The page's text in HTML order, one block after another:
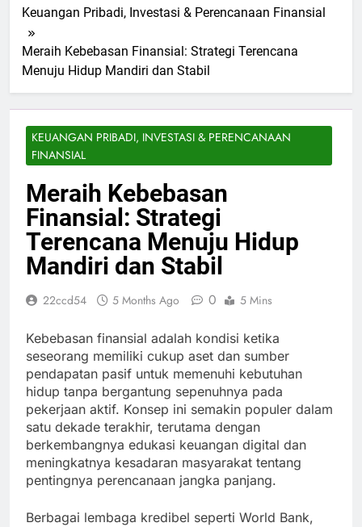
Keuangan Pribadi, Investasi & Perencanaan Finansial
Meraih Kebebasan Finansial: Strategi Terencana
Menuju Hidup Mandiri dan Stabil
KEUANGAN PRIBADI, INVESTASI & PERENCANAAN
FINANSIAL
Meraih Kebebasan
Finansial: Strategi
Terencana Menuju Hidup
Mandiri dan Stabil
22ccd54 5 Months Ago 0 5 Mins
Kebebasan finansial adalah kondisi ketika
seseorang memiliki cukup aset dan sumber
pendapatan pasif untuk memenuhi kebutuhan
hidup tanpa bergantung sepenuhnya pada
pekerjaan aktif. Konsep ini semakin populer dalam
satu dekade terakhir, terutama dengan
berkembangnya edukasi keuangan digital dan
meningkatnya kesadaran masyarakat tentang
pentingnya perencanaan jangka panjang.
Berbagai lembaga kredibel seperti World Bank,